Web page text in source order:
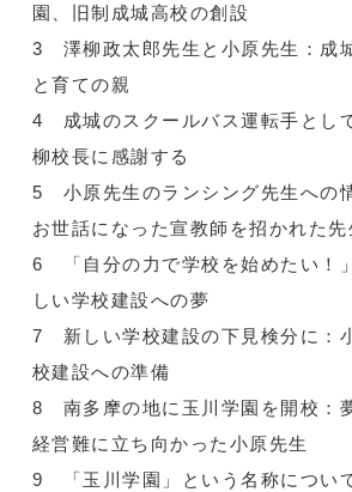
園、旧制成城高校の創設
3 澤柳政太郎先生と小原先生：成
と育ての親
4 成城のスクールバス運転手とし
柳校長に感謝する
5 小原先生のランシング先生への
お世話になった宣教師を招かれた先
6 「自分の力で学校を始めたい！
しい学校建設への夢
7 新しい学校建設の下見検分に：
校建設への準備
8 南多摩の地に玉川学園を開校：
経営難に立ち向かった小原先生
9 「玉川学園」という名称につい